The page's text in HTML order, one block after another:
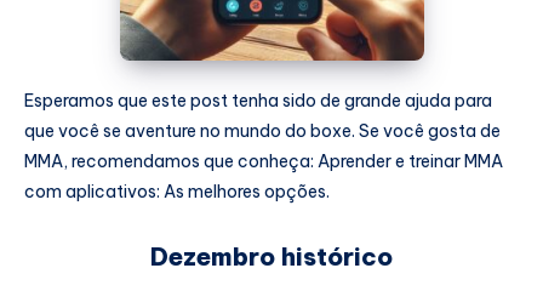
Esperamos que este post tenha sido de grande ajuda para
que você se aventure no mundo do boxe. Se você gosta de
MMA, recomendamos que conheça: Aprender e treinar MMA
com aplicativos: As melhores opções.
Dezembro histórico